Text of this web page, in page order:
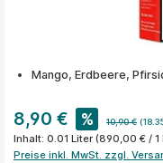
Mango, Erdbeere,
8,90 € % 10,90 €
Inhalt: 0.01 Liter (890,00 € / 1
Preise inkl. MwSt. zzgl.